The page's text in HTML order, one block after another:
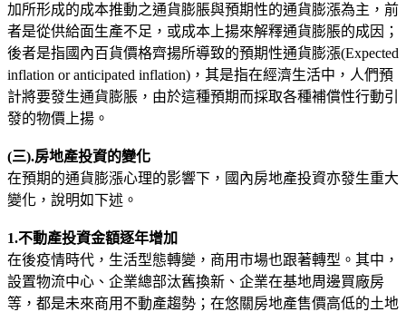
加所形成的成本推動之通貨膨脹與預期性的通貨膨漲為主，前
者是從供給面生產不足，或成本上揚來解釋通貨膨脹的成因；
後者是指國內百貨價格齊揚所導致的預期性通貨膨漲(Expected
inflation or anticipated inflation)，其是指在經濟生活中，人們預
計將要發生通貨膨脹，由於這種預期而採取各種補償性行動引
發的物價上揚。
(三).房地產投資的變化
在預期的通貨膨漲心理的影響下，國內房地產投資亦發生重大
變化，說明如下述。
1.不動產投資金額逐年增加
在後疫情時代，生活型態轉變，商用市場也跟著轉型。其中，
設置物流中心、企業總部汰舊換新、企業在基地周邊買廠房
等，都是未來商用不動產趨勢；在悠關房地產售價高低的土地